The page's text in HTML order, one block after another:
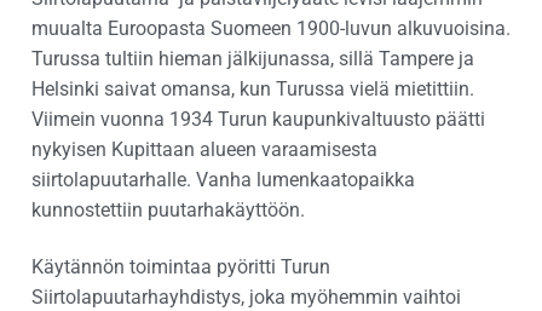
muualta Euroopasta Suomeen 1900-luvun alkuvuoisina.
Turussa tultiin hieman jälkijunassa, sillä Tampere ja
Helsinki saivat omansa, kun Turussa vielä mietittiin.
Viimein vuonna 1934 Turun kaupunkivaltuusto päätti
nykyisen Kupittaan alueen varaamisesta
siirtolapuutarhalle. Vanha lumenkaatopaikka
kunnostettiin puutarhakäyttöön.
Käytännön toimintaa pyöritti Turun
Siirtolapuutarhayhdistys, joka myöhemmin vaihtoi